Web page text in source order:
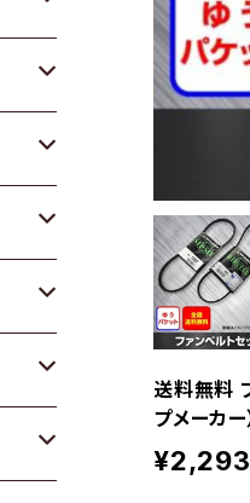
送料無料
プメーカ
¥2,293